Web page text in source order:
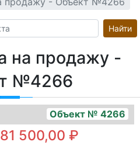
Найти
на продажу -
№4266
Объект № 4266
500,00 ₽